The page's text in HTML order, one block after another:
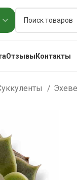
Отзывы Контакты